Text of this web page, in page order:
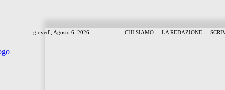
giovedì, Agosto 6, 2026 CHI SIAMO LA REDAZIONE